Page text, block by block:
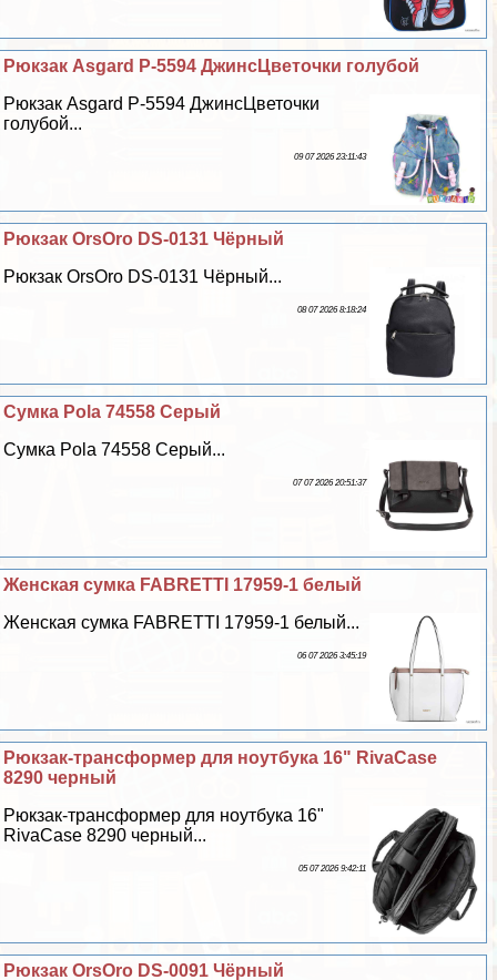
Рюкзак Asgard Р-5594 ДжинсЦветочки гoлyбой
Рюкзак Asgard Р-5594 ДжинсЦветочки
гoлyбой...
09 07 2026 23:11:43
Рюкзак OrsOro DS-0131 Чёрный
Рюкзак OrsOro DS-0131 Чёрный...
08 07 2026 8:18:24
Сумка Pola 74558 Серый
Сумка Pola 74558 Серый...
07 07 2026 20:51:37
Женская сумка FABRETTI 17959-1 белый
Женская сумка FABRETTI 17959-1 белый...
06 07 2026 3:45:19
Рюкзак-трaнcформер для ноутбука 16" RivaCase
8290 черный
Рюкзак-трaнcформер для ноутбука 16"
RivaCase 8290 черный...
05 07 2026 9:42:11
Рюкзак OrsOro DS-0091 Чёрный